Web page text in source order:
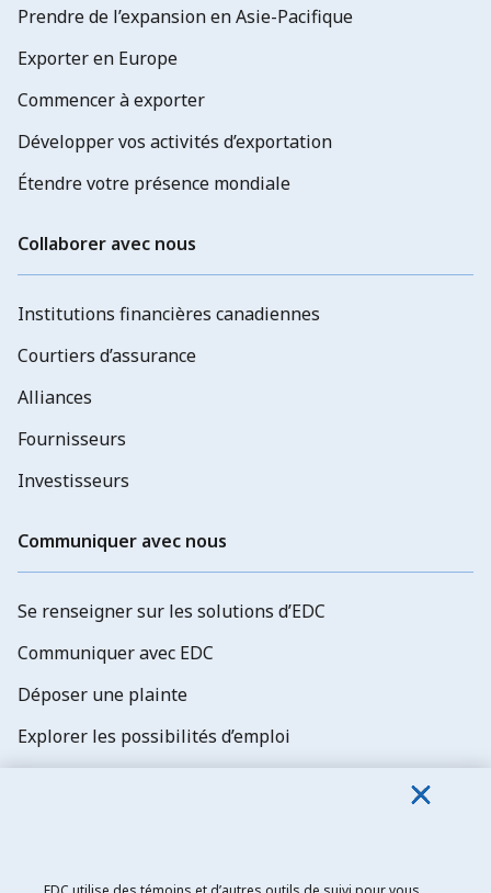
Prendre de l’expansion en Asie-Pacifique
Exporter en Europe
Commencer à exporter
Développer vos activités d’exportation
Étendre votre présence mondiale
Collaborer avec nous
Institutions financières canadiennes
Courtiers d’assurance
Alliances
Fournisseurs
Investisseurs
Communiquer avec nous
Se renseigner sur les solutions d’EDC
Communiquer avec EDC
Déposer une plainte
Explorer les possibilités d’emploi